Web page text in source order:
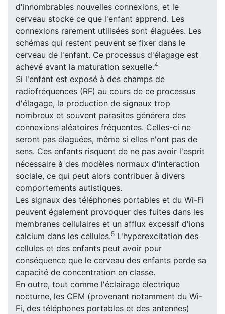
d'innombrables nouvelles connexions, et le
cerveau stocke ce que l'enfant apprend. Les
connexions rarement utilisées sont élaguées. Les
schémas qui restent peuvent se fixer dans le
cerveau de l'enfant. Ce processus d'élagage est
achevé avant la maturation sexuelle.4
Si l'enfant est exposé à des champs de
radiofréquences (RF) au cours de ce processus
d'élagage, la production de signaux trop
nombreux et souvent parasites générera des
connexions aléatoires fréquentes. Celles-ci ne
seront pas élaguées, même si elles n'ont pas de
sens. Ces enfants risquent de ne pas avoir l'esprit
nécessaire à des modèles normaux d'interaction
sociale, ce qui peut alors contribuer à divers
comportements autistiques.
Les signaux des téléphones portables et du Wi-Fi
peuvent également provoquer des fuites dans les
membranes cellulaires et un afflux excessif d'ions
calcium dans les cellules.5 L'hyperexcitation des
cellules et des enfants peut avoir pour
conséquence que le cerveau des enfants perde sa
capacité de concentration en classe.
En outre, tout comme l'éclairage électrique
nocturne, les CEM (provenant notamment du Wi-
Fi, des téléphones portables et des antennes)